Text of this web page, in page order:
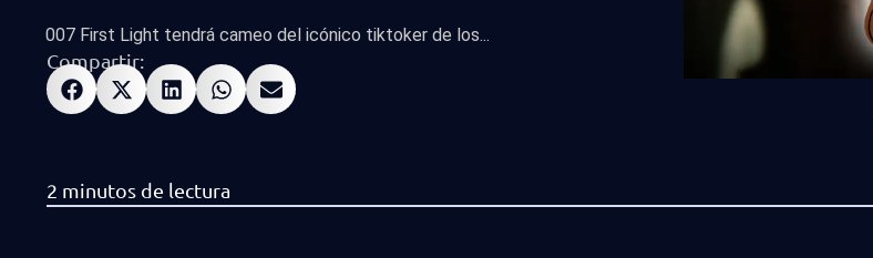
007 First Light tendrá cameo del icónico tiktoker de los...
Compartir: